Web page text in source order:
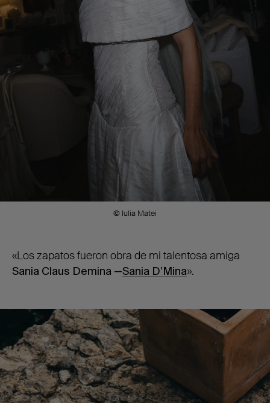
© Iulia Matei
«Los zapatos fueron obra de mi talentosa amiga
Sania Claus Demina —Sania D’Mina».